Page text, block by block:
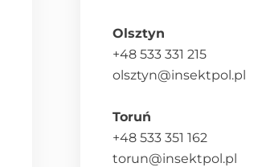
Olsztyn
+48 533 331 215
olsztyn@insektpol.pl
Toruń
+48 533 351 162
torun@insektpol.pl